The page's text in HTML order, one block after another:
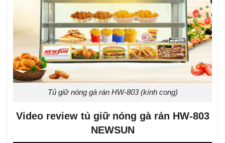
Tủ giữ nóng gà rán HW-803 (kính cong)
Video review tủ giữ nóng gà rán HW-803
NEWSUN